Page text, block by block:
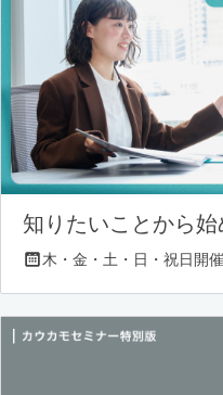
知りたいことから